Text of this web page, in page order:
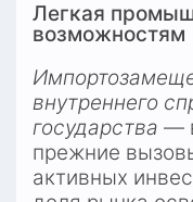
Легкая
возможностям
внутреннего
государства —
прежние
активных